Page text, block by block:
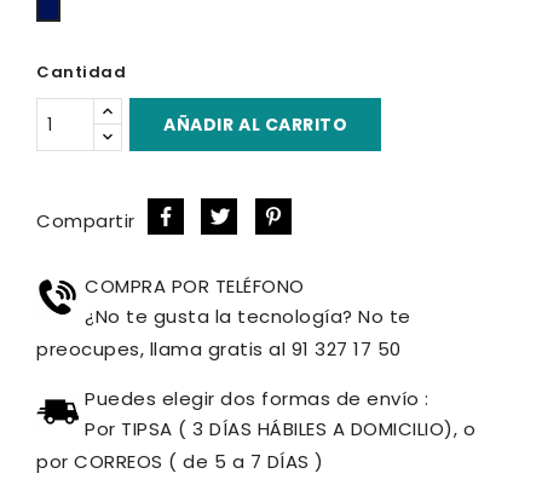
Cantidad
AÑADIR AL CARRITO
Compartir
COMPRA POR TELÉFONO
¿No te gusta la tecnología? No te
preocupes, llama gratis al 91 327 17 50
Puedes elegir dos formas de envío :
Por TIPSA ( 3 DÍAS HÁBILES A DOMICILIO), o
por CORREOS ( de 5 a 7 DÍAS )